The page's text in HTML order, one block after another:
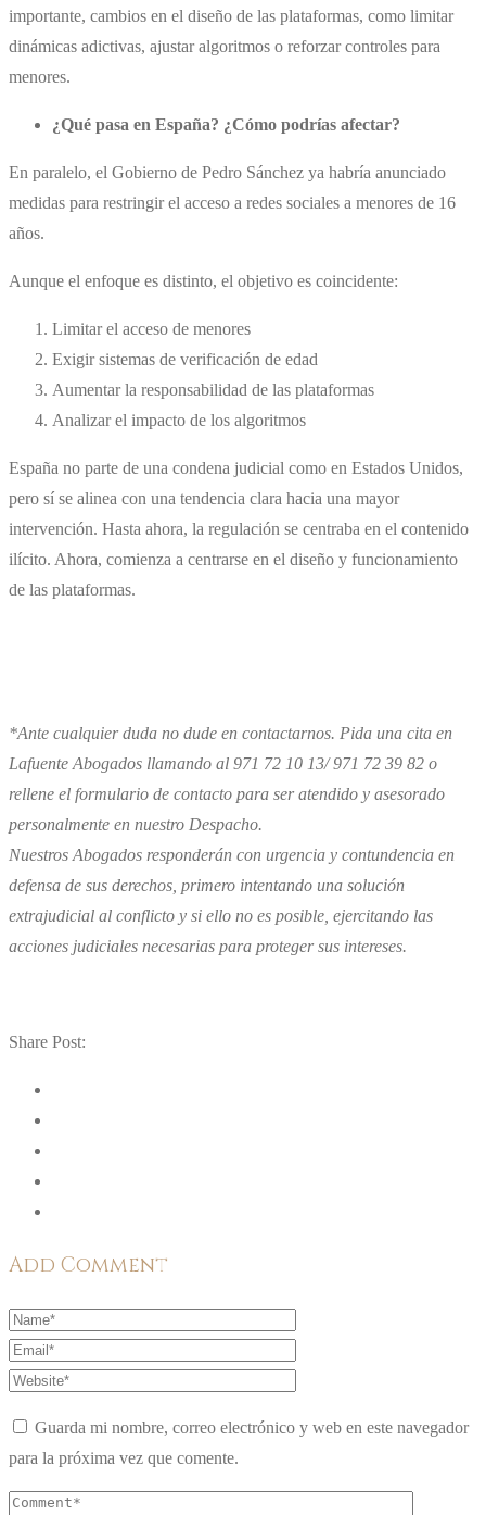
importante, cambios en el diseño de las plataformas, como limitar
dinámicas adictivas, ajustar algoritmos o reforzar controles para
menores.
¿Qué pasa en España? ¿Cómo podrías afectar?
En paralelo, el Gobierno de Pedro Sánchez ya habría anunciado
medidas para restringir el acceso a redes sociales a menores de 16
años.
Aunque el enfoque es distinto, el objetivo es coincidente:
Limitar el acceso de menores
Exigir sistemas de verificación de edad
Aumentar la responsabilidad de las plataformas
Analizar el impacto de los algoritmos
España no parte de una condena judicial como en Estados Unidos,
pero sí se alinea con una tendencia clara hacia una mayor
intervención. Hasta ahora, la regulación se centraba en el contenido
ilícito. Ahora, comienza a centrarse en el diseño y funcionamiento
de las plataformas.
*Ante cualquier duda no dude en contactarnos. Pida una cita en
Lafuente Abogados llamando al 971 72 10 13/ 971 72 39 82 o
rellene el formulario de contacto para ser atendido y asesorado
personalmente en nuestro Despacho.
Nuestros Abogados responderán con urgencia y contundencia en
defensa de sus derechos, primero intentando una solución
extrajudicial al conflicto y si ello no es posible, ejercitando las
acciones judiciales necesarias para proteger sus intereses.
Share Post:
Add Comment
Guarda mi nombre, correo electrónico y web en este navegador
para la próxima vez que comente.